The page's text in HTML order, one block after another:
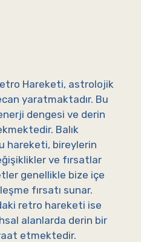
Hareketi, astrolojik
yaratmaktadır. Bu
dengesi ve derin
Balık
hareketi, bireylerin
ve fırsatlar
genellikle bize içe
fırsatı sunar.
retro hareketi ise
alanlarda derin bir
etmektedir.